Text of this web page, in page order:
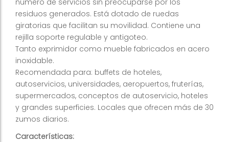
residuos generados. Está dotado de ruedas
giratorias que facilitan su movilidad. Contiene una
rejilla soporte regulable y antigoteo.
Tanto exprimidor como mueble fabricados en acero
inoxidable.
Recomendada para: buffets de hoteles,
autoservicios, universidades, aeropuertos, fruterías,
supermercados, conceptos de autoservicio, hoteles
y grandes superficies. Locales que ofrecen más de 30
zumos diarios.
Características: